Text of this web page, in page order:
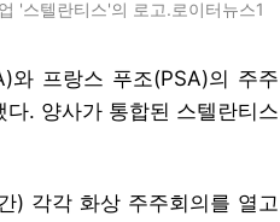
'스텔란티스'의 로고.로이터뉴스1
와 프랑스 푸조(PSA)의 주주
. 양사가 통합된 스텔란티스
) 각각 화상 주주회의를 열고